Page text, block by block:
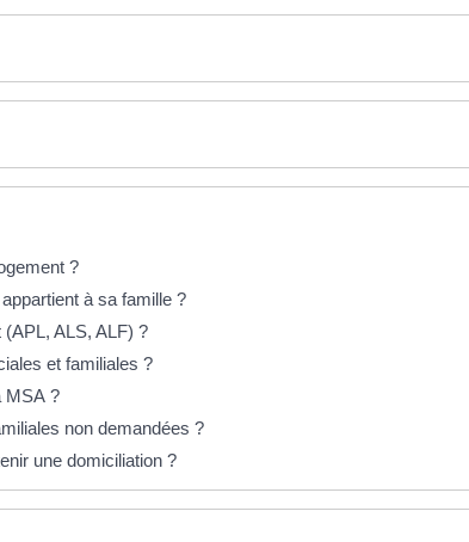
?
à sa famille ?
ALS, ALF) ?
et familiales ?
MSA ?
non demandées ?
une domiciliation ?